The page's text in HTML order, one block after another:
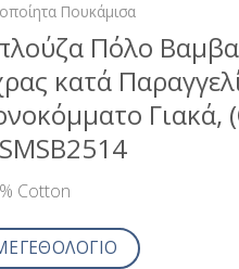
Πουκάμισα
Πόλο
κατά
Γιακά,
Cotton